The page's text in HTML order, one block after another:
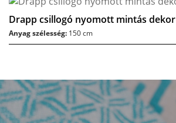
Drapp csillogó nyomott mintás dekor
Anyag szélesség: 150 cm